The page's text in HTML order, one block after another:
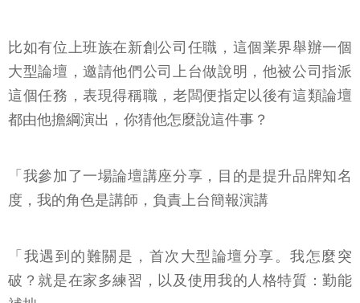
比如有位上班族在新創公司任職，這個業界舉辦一個
大型論壇，邀請他們公司上台做說明，他被公司指派
這個任務，表現得稱職，老闆便指定以後有這類論壇
都由他擔綱演出，你猜他怎麼說這件事？
「我參加了一場論壇講座分享，目的是提升品牌知名
度，我的角色是講師，負責上台簡報演講
「我遇到的難關是，首次大型論壇分享。我怎麼突
破？就是在家多練習，以及使用我的人格特質：勤能